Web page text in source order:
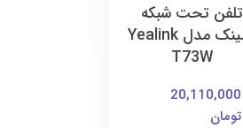
تلفن تحت شبکه
یالینک مدل Yealink
T73W
20,110,000
تومان